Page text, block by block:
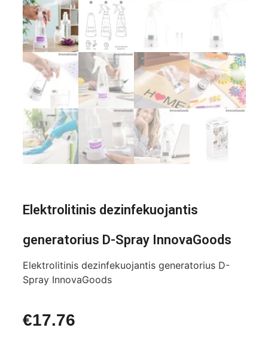
Elektrolitinis dezinfekuojantis
generatorius D-Spray InnovaGoods
Elektrolitinis dezinfekuojantis generatorius D-
Spray InnovaGoods
€17.76